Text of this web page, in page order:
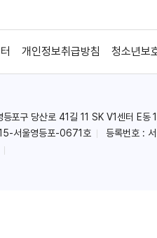
간의 갈등을 겪게되는 이야기를
개인정보취급방침 청소년보
등포구 당산로 41길 11 SK V1센터 E동
서울영등포-0671호
등록번호 :